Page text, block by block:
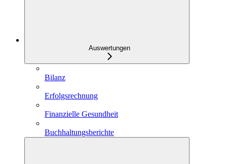
Auswertungen
Bilanz
Erfolgsrechnung
Finanzielle Gesundheit
Buchhaltungsberichte